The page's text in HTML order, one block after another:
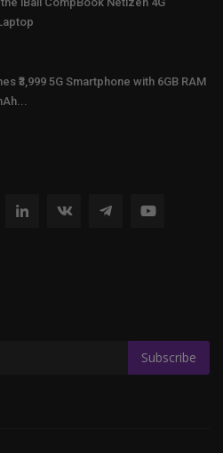
₹3,999 5G Smartphone with 6GB RAM
Subscribe